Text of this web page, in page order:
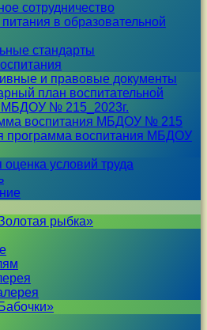
сотрудничество
в образовательной
стандарты
и правовые документы
план воспитательной
МБДОУ № 215_2023г.
воспитания МБДОУ № 215
программа воспитания МБДОУ
условий труда
рыбка»